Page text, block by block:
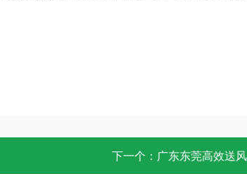
广阔的。
下一个： 广东东莞高效送